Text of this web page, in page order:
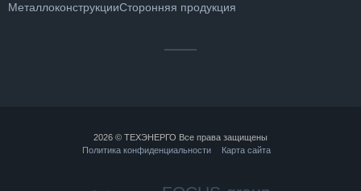
МеталлоконструкцииСторонняя продукция
2026 © ТЕХЭНЕРГО Все права защищены
Политика конфиденциальности
Карта сайта